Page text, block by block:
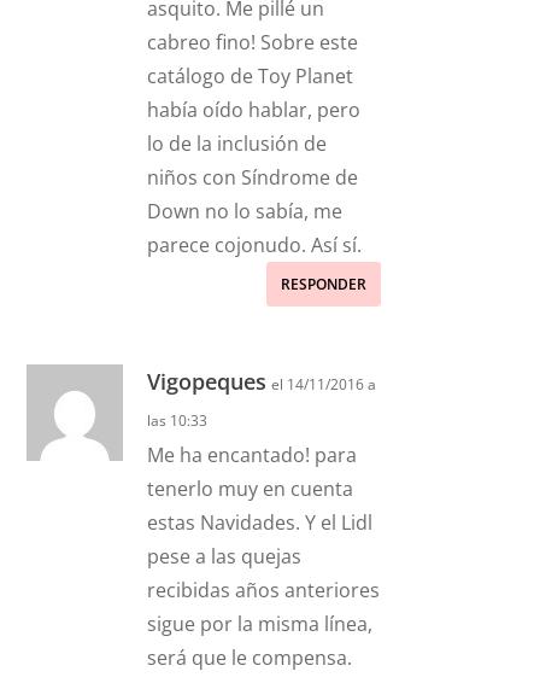
asquito. Me pillé un
cabreo fino! Sobre este
catálogo de Toy Planet
había oído hablar, pero
lo de la inclusión de
niños con Síndrome de
Down no lo sabía, me
parece cojonudo. Así sí.
RESPONDER
Vigopeques el 14/11/2016 a
las 10:33
Me ha encantado! para
tenerlo muy en cuenta
estas Navidades. Y el Lidl
pese a las quejas
recibidas años anteriores
sigue por la misma línea,
será que le compensa.